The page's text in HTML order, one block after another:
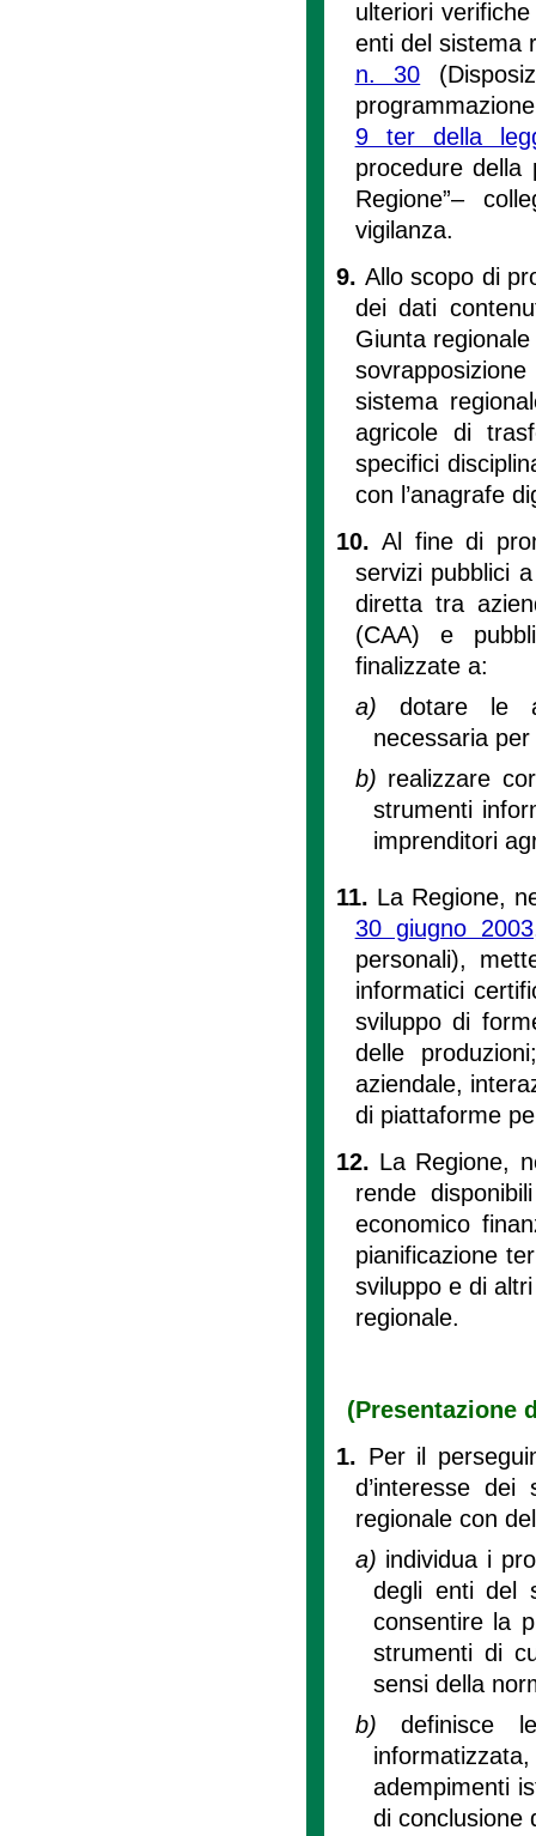
ulteriori
enti del sistema
n. 30
9 ter della
procedure della
Regione”–
vigilanza.
9. Allo scopo di
dei dati
Giunta
sistema
agricole di
specifici
con l’anagrafe
10.Al fine di
servizi pubblici
diretta tra
(CAA) e
finalizzate a:
a) dotare le
necessaria
b) realizzare
strumenti
imprenditori
11. La Regione,
30 giugno
personali),
informatici
sviluppo di
delle
aziendale,
di piattaforme
12. La Regione,
rende
economico
pianificazione
sviluppo e di
regionale.
(Presentazione
1. Per il
d’interesse
regionale con
a) individua i
degli enti del
consentire la
strumenti di
sensi della
b)definisce
adempimenti
di conclusione